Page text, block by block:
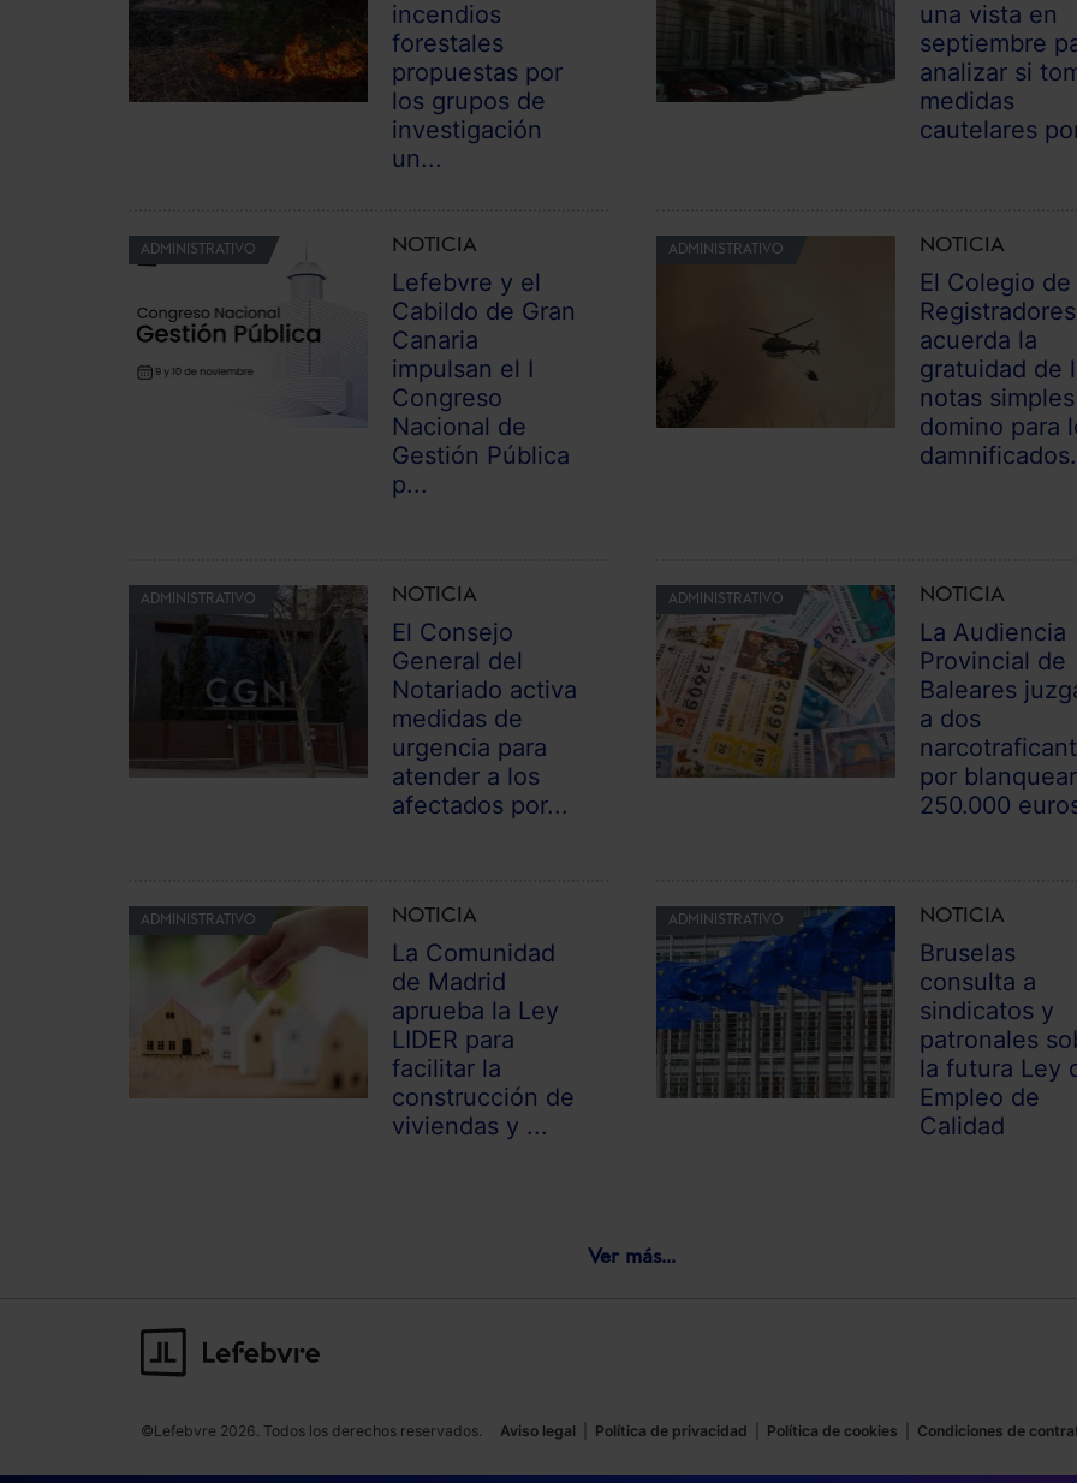
incendios
forestales
propuestas por
los grupos de
investigación
un...
una vista en
septiembre
analizar si
medidas
cautelares
ADMINISTRATIVO NOTICIA
Lefebvre y el
Cabildo de Gran
Canaria
impulsan el I
Congreso
Nacional de
Gestión Pública
p...
ADMINISTRATIVO NOTICIA
El Colegio de
Registradores
acuerda la
gratuidad de
notas
domino para
ADMINISTRATIVO NOTICIA
El Consejo
General del
Notariado activa
medidas de
urgencia para
atender a los
afectados por...
ADMINISTRATIVO NOTICIA
La Audiencia
Provincial de
Baleares
a dos
por blanquear
250.000
ADMINISTRATIVO NOTICIA
La Comunidad
de Madrid
aprueba la Ley
LIDER para
facilitar la
construcción de
viviendas y ...
ADMINISTRATIVO NOTICIA
Bruselas
consulta a
sindicatos y
patronales
la futura Ley
Empleo de
Calidad
Ver más...
©Lefebvre 2026. Todos los derechos reservados. Aviso legal Política de privacidad Política de cookies Condiciones de